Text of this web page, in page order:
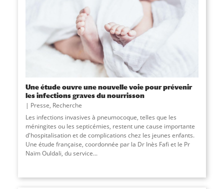
Une étude ouvre une nouvelle voie pour prévenir
les infections graves du nourrisson
Presse, Recherche
Les infections invasives à pneumocoque, telles que les
méningites ou les septicémies, restent une cause importante
d'hospitalisation et de complications chez les jeunes enfants.
Une étude française, coordonnée par la Dr Inès Fafi et le Pr
Naïm Ouldali, du service...